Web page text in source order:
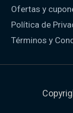
Ofertas y
Política de
Términos y